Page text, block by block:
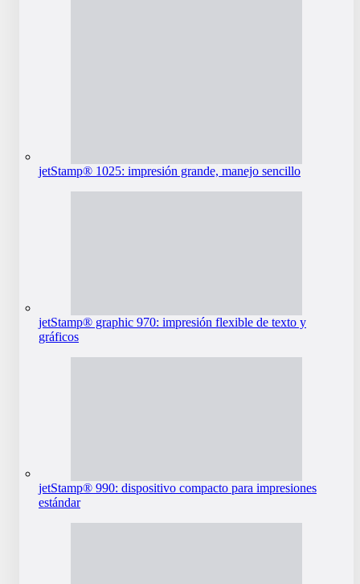
jetStamp® 1025: impresión grande, manejo sencillo
jetStamp® graphic 970: impresión flexible de texto y
gráficos
jetStamp® 990: dispositivo compacto para impresiones
estándar